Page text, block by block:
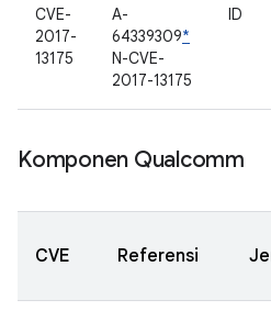
CVE-
2017-
13175
A-
64339309*
N-CVE-
2017-13175
ID
Komponen Qualcomm
CVE Referensi